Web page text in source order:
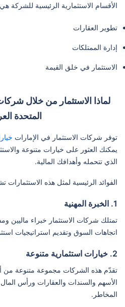
الأقسام الاستثمارية الرئيسية للشركة
تطوير العقارات
إدارة الممتلكات
الاستثمار في خلق القيمة
لماذا الاستثمار من خلال
المتحدة
توفر شركات الاستثمار في الإمارات
يمكنك العثور على خيارات متنوعة
الذي تتحمله وأهدافك المالية.
الفوائد الرئيسية لمثل هذه
1. الخبرة المهنية
تمتلك شركات الاستثمار خبراء ماليين
اتجاهات السوق وتقديم استراتيجيات
2. خيارات استثمارية متنوعة
تقدّم هذه الشركات مجموعة متنوعة من
الأسهم والسندات والعقارات ورأس
المخاطر.